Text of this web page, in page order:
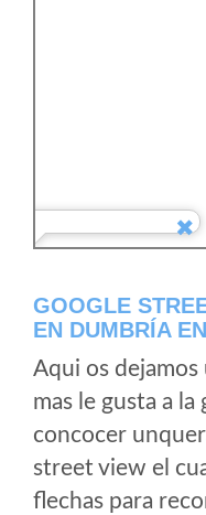
GOOGLE
EN DUMBRÍA
Aqui os
mas le gusta a la
concocer
street view el
flechas para